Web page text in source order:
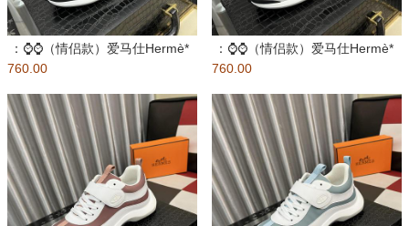
：⌚️⌚️（情侣款）爱马仕Hermè*
官方最新高端休闲鞋，独
760.00
：⌚️⌚️（情侣款）爱马仕Hermè*
官方最新高端休闲鞋，独
760.00